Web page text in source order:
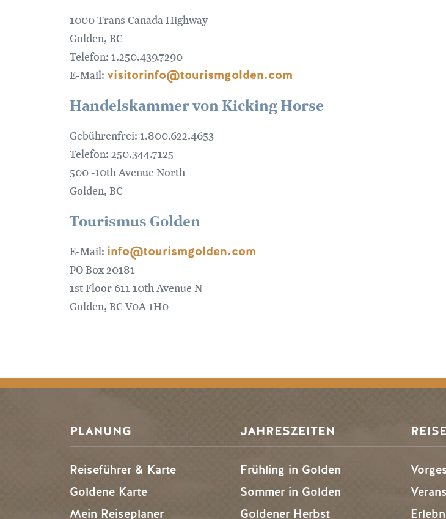
1000 Trans Canada Highway
Golden, BC
Telefon: 1.250.439.7290
E-Mail: visitorinfo@tourismgolden.com
Handelskammer von Kicking Horse
Gebührenfrei: 1.800.622.4653
Telefon: 250.344.7125
500 -10th Avenue North
Golden, BC
Tourismus Golden
E-Mail: info@tourismgolden.com
PO Box 20181
1st Floor 611 10th Avenue N
Golden, BC V0A 1H0
PLANUNG
Reiseführer & Karte
Goldene Karte
Mein Reiseplaner
JAHRESZEITEN
Frühling in Golden
Sommer in Golden
Goldener Herbst